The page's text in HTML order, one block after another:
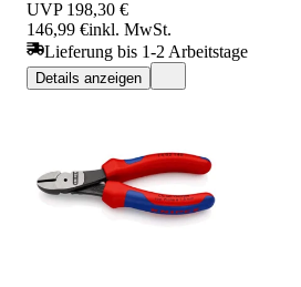
UVP 198,30 €
146,99 €inkl. MwSt.
Lieferung bis 1-2 Arbeitstage
Details anzeigen